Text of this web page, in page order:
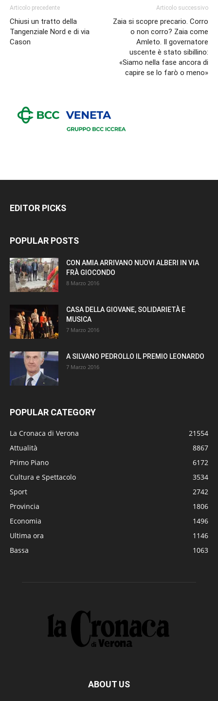
Articolo precedente
Chiusi un tratto della
Tangenziale Nord e di via
Cason
Articolo successivo
Zaia si scopre precario. Corro
o non corro? Zaia come
Amleto. Il governatore
uscente è stato sibillino:
«Siamo nella fase ancora di
capire se lo farò o meno»
EDITOR PICKS
POPULAR POSTS
CON AMIA ARRIVANO NUOVI ALBERI IN VIA
FRÀ GIOCONDO
8 Marzo 2016
CASA DELLA GIOVANE, SOLIDARIETÀ E
MUSICA
7 Marzo 2016
A SILVANO PEDROLLO IL PREMIO LEONARDO
7 Marzo 2016
POPULAR CATEGORY
La Cronaca di Verona
21554
Attualità
8867
Primo Piano
6172
Cultura e Spettacolo
3534
Sport
2742
Provincia
1806
Economia
1496
Ultima ora
1146
Bassa
1063
ABOUT US